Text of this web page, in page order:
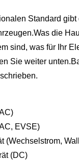
Standard gibt
die
sind, was für Ihr
Sie weiter
EVSE)
(Wechselstrom,
(DC)